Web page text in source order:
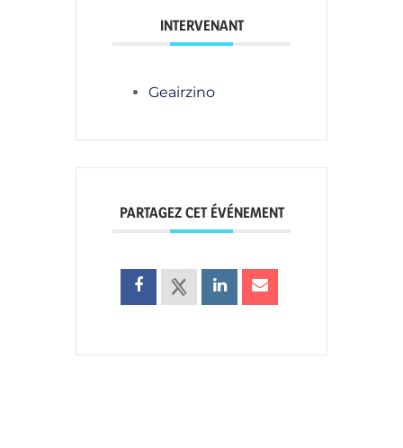
INTERVENANT
Geairzino
PARTAGEZ CET ÉVÉNEMENT